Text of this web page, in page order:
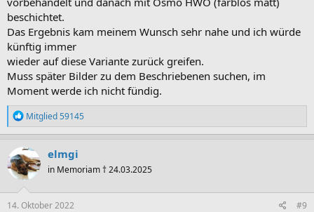
beschichtet.
Das Ergebnis kam meinem Wunsch sehr nahe und ich würde
künftig immer
wieder auf diese Variante zurück greifen.
Muss später Bilder zu dem Beschriebenen suchen, im
Moment werde ich nicht fündig.
R
e
a
k
t
i
o
n
e
Mitglied 59145
elmgi
in Memoriam † 24.03.2025
14. Oktober 2022 #9